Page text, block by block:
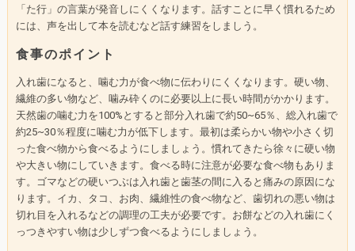
「た行」の言葉が発音しにくくなります。話すことに早く慣れるため
には、声を出して本を読むなど話す練習をしましう。
食事のポイント
入れ歯になると、噛む力が食べ物に伝わりにくくなります。硬い物、
繊維の多い物など、噛み砕くのに必要以上に長い時間がかかります。
天然歯の噛む力を100%とすると部分入れ歯で約50~65％、総入れ歯で
約25~30％程度に噛む力が低下します。最初は柔らかい物や小さく切
った食べ物から食べるようにしましょう。慣れてきたら徐々に硬い物
や大きい物にしていきます。食べる時に注意が必要な食べ物もありま
す。ゴマなどの硬いつぶは入れ歯と歯茎の間に入ると痛みの原因にな
ります。イカ、タコ、お肉、繊維性の食べ物など、歯切れの悪い物は
切れ目を入れるなどの調理の工夫が必要です。お餅などの入れ歯にく
っつきやすい物は少しずつ食べるようにしましょう。